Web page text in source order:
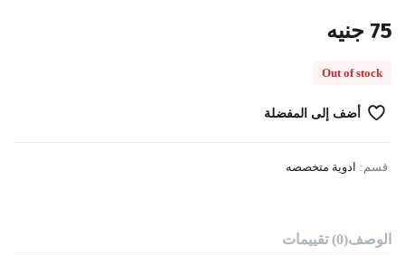
75 جنيه
Out of stock
أضف إلى المفضلة
قسم: ادوية متخصصه
الوصف(0) تقييمات